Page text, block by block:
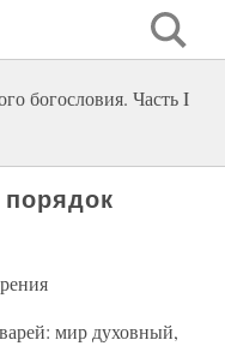
богословия. Часть I
мир духовный,